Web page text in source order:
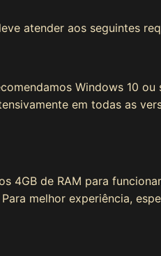
atender aos seguintes
Windows 10
em todas as
4GB de RAM para
melhor experiência,